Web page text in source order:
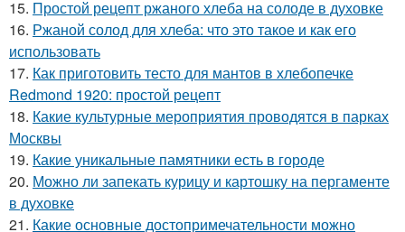
15. Простой рецепт ржаного хлеба на солоде в духовке
16. Ржаной солод для хлеба: что это такое и как его
использовать
17. Как приготовить тесто для мантов в хлебопечке
Redmond 1920: простой рецепт
18. Какие культурные мероприятия проводятся в парках
Москвы
19. Какие уникальные памятники есть в городе
20. Можно ли запекать курицу и картошку на пергаменте
в духовке
21. Какие основные достопримечательности можно